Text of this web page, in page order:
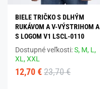
BIELE TRIČKO S DLHÝM
RUKÁVOM A V-VÝSTRIHOM A
S LOGOM V1 LSCL-0110
Dostupné veľkosti:S, M, L,
XL,XXL
12,70 € 23,70 €